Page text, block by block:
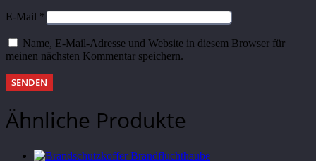
E-Mail *
Name, E-Mail-Adresse und Website in diesem Browser für
meinen nächsten Kommentar speichern.
Ähnliche Produkte